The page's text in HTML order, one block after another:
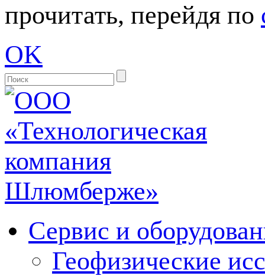
прочитать, перейдя по
OK
Сервис и
Геофизические